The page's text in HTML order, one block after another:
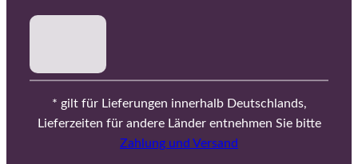
* gilt für Lieferungen innerhalb Deutschlands,
Lieferzeiten für andere Länder entnehmen Sie bitte
Zahlung und Versand